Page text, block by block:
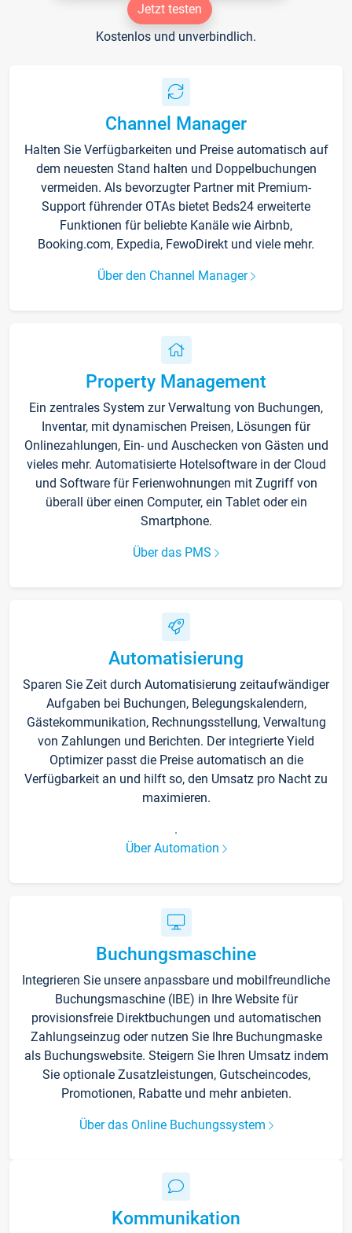
Jetzt testen
Kostenlos und unverbindlich.
Channel Manager
Halten Sie Verfügbarkeiten und Preise automatisch auf
dem neuesten Stand halten und Doppelbuchungen
vermeiden. Als bevorzugter Partner mit Premium-
Support führender OTAs bietet Beds24 erweiterte
Funktionen für beliebte Kanäle wie Airbnb,
Booking.com, Expedia, FewoDirekt und viele mehr.
Über den Channel Manager
Property Management
Ein zentrales System zur Verwaltung von Buchungen,
Inventar, mit dynamischen Preisen, Lösungen für
Onlinezahlungen, Ein- und Auschecken von Gästen und
vieles mehr. Automatisierte Hotelsoftware in der Cloud
und Software für Ferienwohnungen mit Zugriff von
überall über einen Computer, ein Tablet oder ein
Smartphone.
Über das PMS
Automatisierung
Sparen Sie Zeit durch Automatisierung zeitaufwändiger
Aufgaben bei Buchungen, Belegungskalendern,
Gästekommunikation, Rechnungsstellung, Verwaltung
von Zahlungen und Berichten. Der integrierte Yield
Optimizer passt die Preise automatisch an die
Verfügbarkeit an und hilft so, den Umsatz pro Nacht zu
maximieren.
.
Über Automation
Buchungsmaschine
Integrieren Sie unsere anpassbare und mobilfreundliche
Buchungsmaschine (IBE) in Ihre Website für
provisionsfreie Direktbuchungen und automatischen
Zahlungseinzug oder nutzen Sie Ihre Buchungmaske
als Buchungswebsite. Steigern Sie Ihren Umsatz indem
Sie optionale Zusatzleistungen, Gutscheincodes,
Promotionen, Rabatte und mehr anbieten.
Über das Online Buchungssystem
Kommunikation